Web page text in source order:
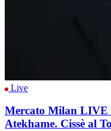
Live
Mercato Milan LIVE
Atekhame. Cissè al